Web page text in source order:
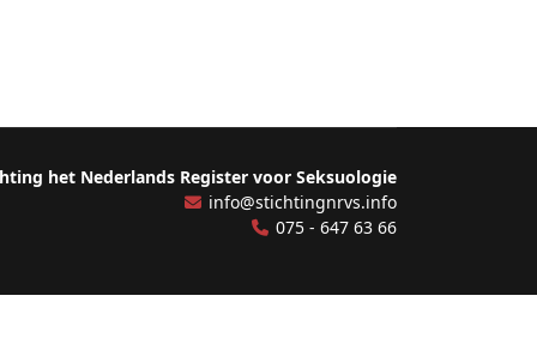
het Nederlands Register voor Seksuologie
info@stichtingnrvs.info
075 - 647 63 66